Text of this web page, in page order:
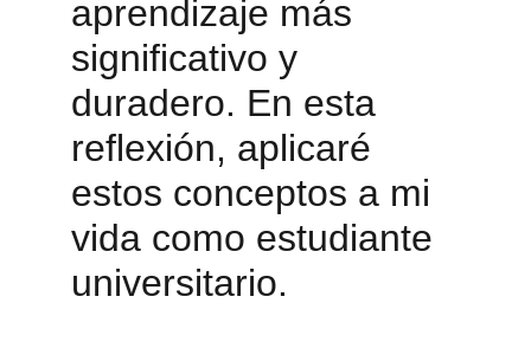
aprendizaje más
significativo y
duradero. En esta
reflexión, aplicaré
estos conceptos a mi
vida como estudiante
universitario.